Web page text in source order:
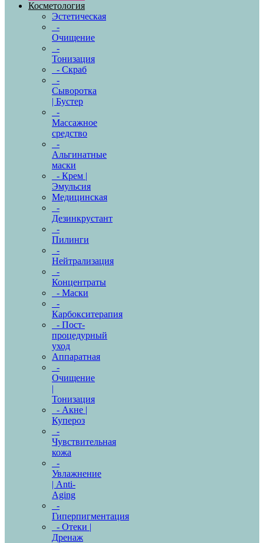
Косметология
Эстетическая
-
Очищение
-
Тонизация
- Скраб
-
Сыворотка
| Бустер
-
Массажное
средство
-
Альгинатные
маски
- Крем |
Эмульсия
Медицинская
-
Дезинкрустант
-
Пилинги
-
Нейтрализация
-
Концентраты
- Маски
-
Карбокситерапия
- Пост-
процедурный
уход
Аппаратная
-
Очищение
|
Тонизация
- Акне |
Купероз
-
Чувствительная
кожа
-
Увлажнение
| Anti-
Aging
-
Гиперпигментация
- Отеки |
Дренаж